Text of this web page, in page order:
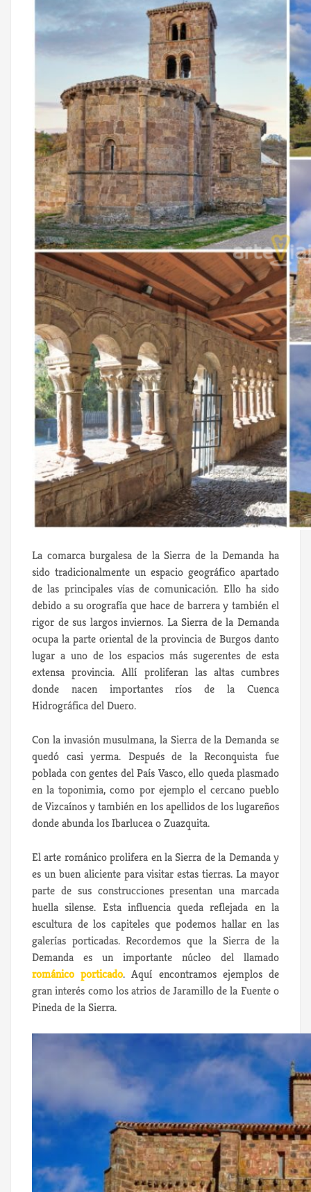
La comarca burgalesa de la Sierra de la Demanda ha
sido tradicionalmente un espacio geográfico apartado
de las principales vías de comunicación. Ello ha sido
debido a su orografía que hace de barrera y también el
rigor de sus largos inviernos. La Sierra de la Demanda
ocupa la parte oriental de la provincia de Burgos danto
lugar a uno de los espacios más sugerentes de esta
extensa provincia. Allí proliferan las altas cumbres
donde nacen importantes ríos de la Cuenca
Hidrográfica del Duero.
Con la invasión musulmana, la Sierra de la Demanda se
quedó casi yerma. Después de la Reconquista fue
poblada con gentes del País Vasco, ello queda plasmado
en la toponimia, como por ejemplo el cercano pueblo
de Vizcaínos y también en los apellidos de los lugareños
donde abunda los Ibarlucea o Zuazquita.
El arte románico prolifera en la Sierra de la Demanda y
es un buen aliciente para visitar estas tierras. La mayor
parte de sus construcciones presentan una marcada
huella silense. Esta influencia queda reflejada en la
escultura de los capiteles que podemos hallar en las
galerías porticadas. Recordemos que la Sierra de la
Demanda es un importante núcleo del llamado
románico porticado. Aquí encontramos ejemplos de
gran interés como los atrios de Jaramillo de la Fuente o
Pineda de la Sierra.